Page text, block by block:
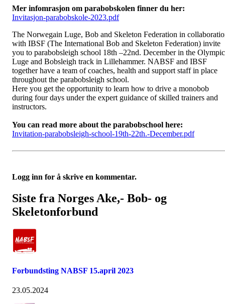
Mer infomrasjon om parabobskolen finner du her:
Invitasjon-parabobskole-2023.pdf
The Norwegain Luge, Bob and Skeleton Federation in
with IBSF (The International Bob and Skeleton Federation) invite
you to parabobsleigh school 18th –22nd. December in the Olympic
Luge and Bobsleigh track in Lillehammer. NABSF and IBSF
together have a team of coaches, health and support staff in place
throughout the parabobsleigh school.
Here you get the opportunity to learn how to drive a monobob
during four days under the expert guidance of skilled trainers and
instructors.
You can read more about the parabobschool here:
Invitation-parabobsleigh-school-19th-22th.-December.pdf
Logg inn for å skrive en kommentar.
Siste fra Norges Ake,- Bob- og
Skeletonforbund
Forbundsting NABSF 15.april 2023
23.05.2024